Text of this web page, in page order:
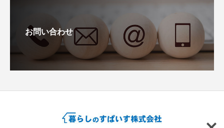
お問い合わせ